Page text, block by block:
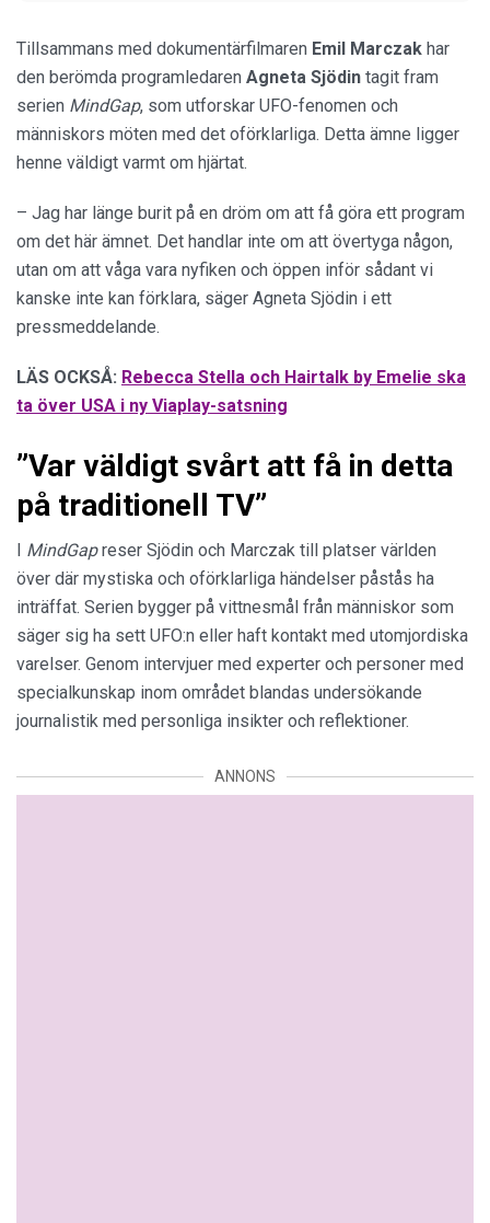
Tillsammans med dokumentärfilmaren Emil Marczak har
den berömda programledaren Agneta Sjödin tagit fram
serien MindGap, som utforskar UFO-fenomen och
människors möten med det oförklarliga. Detta ämne ligger
henne väldigt varmt om hjärtat.
– Jag har länge burit på en dröm om att få göra ett program
om det här ämnet. Det handlar inte om att övertyga någon,
utan om att våga vara nyfiken och öppen inför sådant vi
kanske inte kan förklara, säger Agneta Sjödin i ett
pressmeddelande.
LÄS OCKSÅ: Rebecca Stella och Hairtalk by Emelie ska
ta över USA i ny Viaplay-satsning
”Var väldigt svårt att få in detta
på traditionell TV”
I MindGapreser Sjödin och Marczak till platser världen
över där mystiska och oförklarliga händelser påstås ha
inträffat. Serien bygger på vittnesmål från människor som
säger sig ha sett UFO:n eller haft kontakt med utomjordiska
varelser. Genom intervjuer med experter och personer med
specialkunskap inom området blandas undersökande
journalistik med personliga insikter och reflektioner.
ANNONS